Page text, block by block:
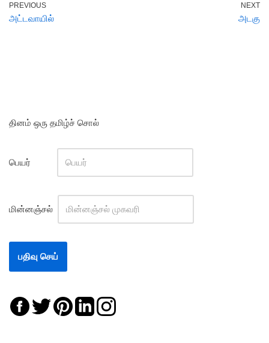
PREVIOUS
அட்டவாயில்
NEXT
அடகு
தினம் ஒரு தமிழ்ச் சொல்
பெயர்
மின்னஞ்சல்